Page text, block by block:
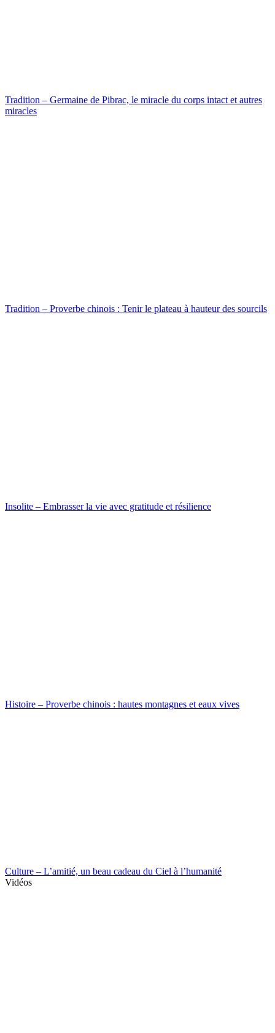
Tradition – Germaine de Pibrac, le miracle du corps intact et autres
miracles
Tradition – Proverbe chinois : Tenir le plateau à hauteur des sourcils
Insolite – Embrasser la vie avec gratitude et résilience
Histoire – Proverbe chinois : hautes montagnes et eaux vives
Culture – L’amitié, un beau cadeau du Ciel à l’humanité
Vidéos